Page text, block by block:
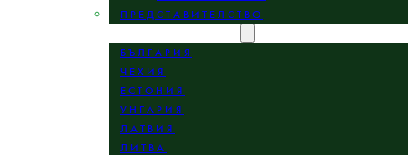
ПРЕДСТАВИТЕЛСТВО
БЪЛГАРИЯ
ЧЕХИЯ
ЕСТОНИЯ
УНГАРИЯ
ЛАТВИЯ
ЛИТВА